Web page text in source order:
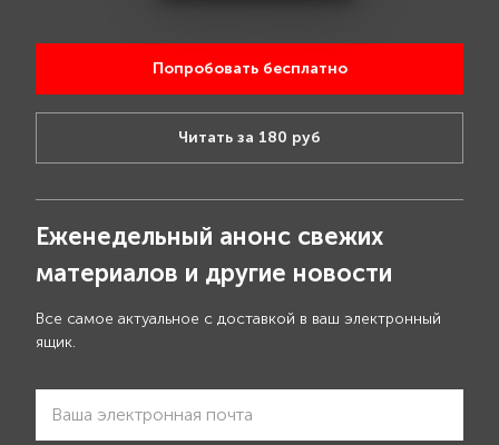
Попробовать бесплатно
Читать за 180 руб
Еженедельный анонс свежих
материалов и другие новости
Все самое актуальное с доставкой в ваш электронный
ящик.